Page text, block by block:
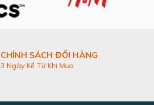
CHÍNH SÁCH ĐỔI HÀNG
3 Ngày Kể Từ Khi Mua